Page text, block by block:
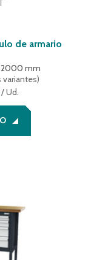
de armario
2000 mm
variantes)
/ Ud.